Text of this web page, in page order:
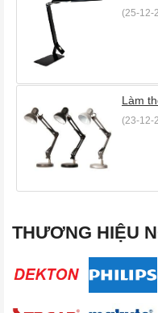
(25-12-
Làm
(23-12-
THƯƠNG HIỆU